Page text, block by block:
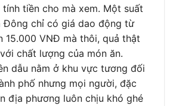
tiền cho mà xem. Một suất
Đông chỉ có giá dao động từ
15.000 VNĐ mà thôi, quả thật
chất lượng của món ăn.
dẫu nằm ở khu vực tương đối
phố nhưng mọi người, đặc
địa phương luôn chịu khó ghé